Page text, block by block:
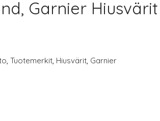
Garnier Hiusvärit
, Tuotemerkit, Hiusvärit, Garnier